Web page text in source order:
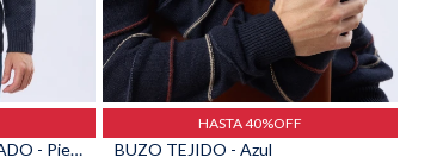
BUZO TEJIDO TEXTURADO - Piedra
Talle
HASTA 40%OFF
BUZO TEJIDO - Azul